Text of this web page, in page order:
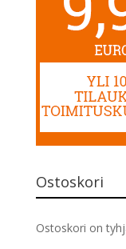
Ostoskori
Ostoskori on